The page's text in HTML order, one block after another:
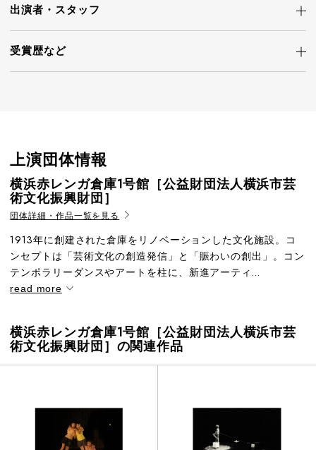
出演者・ スタッフ
受賞歴など
上演団体情報
横浜赤レンガ倉庫1号館［公益財団法人横浜市芸
術文化振興財団］
団体詳細・作品一覧を見る
1913年に創建された倉庫をリノベーションした文化施設。コ
ンセプトは「芸術文化の創造発信」と「賑わいの創出」。コン
テンポラリーダンスやアートを柱に、新進アーティ...
read more
横浜赤レンガ倉庫1号館［公益財団法人横浜市芸
術文化振興財団］の関連作品